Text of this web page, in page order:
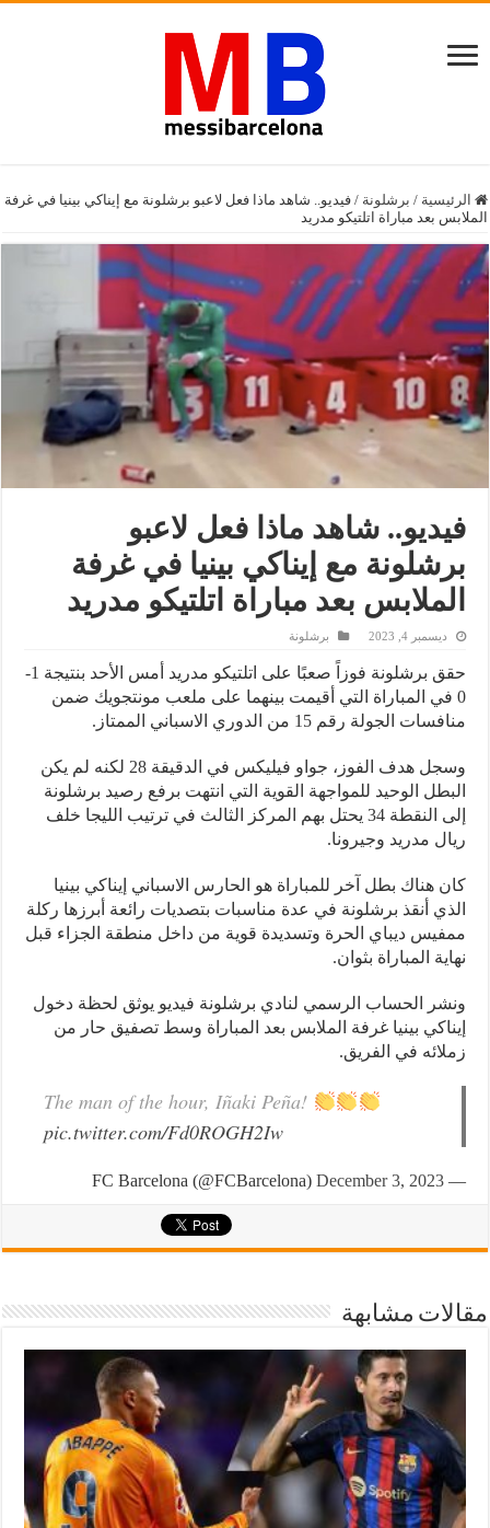
الرئيسية / برشلونة / فيديو.. شاهد ماذا فعل لاعبو برشلونة مع إيناكي بينيا في غرفة
الملابس بعد مباراة اتلتيكو مدريد
فيديو.. شاهد ماذا فعل لاعبو
برشلونة مع إيناكي بينيا في غرفة
الملابس بعد مباراة اتلتيكو مدريد
ديسمبر 4, 2023 برشلونة
حقق برشلونة فوزاً صعبًا على اتلتيكو مدريد أمس الأحد بنتيجة 1-
0 في المباراة التي أقيمت بينهما على ملعب مونتجويك ضمن
منافسات الجولة رقم 15 من الدوري الاسباني الممتاز.
وسجل هدف الفوز، جواو فيليكس في الدقيقة 28 لكنه لم يكن
البطل الوحيد للمواجهة القوية التي انتهت برفع رصيد برشلونة
إلى النقطة 34 يحتل بهم المركز الثالث في ترتيب الليجا خلف
ريال مدريد وجيرونا.
كان هناك بطل آخر للمباراة هو الحارس الاسباني إيناكي بينيا
الذي أنقذ برشلونة في عدة مناسبات بتصديات رائعة أبرزها ركلة
ممفيس ديباي الحرة وتسديدة قوية من داخل منطقة الجزاء قبل
نهاية المباراة بثوان.
ونشر الحساب الرسمي لنادي برشلونة فيديو يوثق لحظة دخول
إيناكي بينيا غرفة الملابس بعد المباراة وسط تصفيق حار من
زملائه في الفريق.
The man of the hour, Iñaki Peña!
pic.twitter.com/Fd0ROGH2Iw
— FC Barcelona (@FCBarcelona)
December 3, 2023
مقالات مشابهة